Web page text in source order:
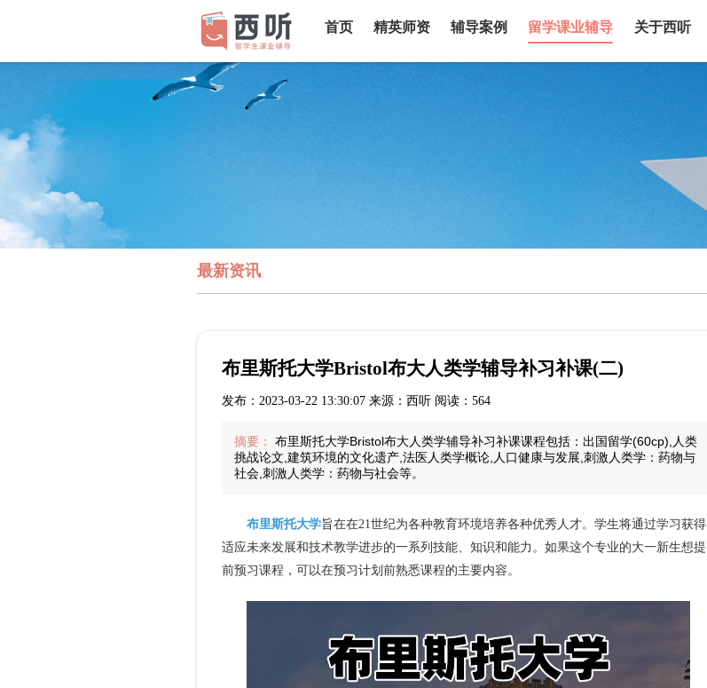
首页 精英师资 辅导案例 留学课业辅导 关于西听
最新资讯
布里斯托大学Bristol布大人类学辅导补习补课(二)
发布：2023-03-22 13:30:07 来源：西听 阅读：564
摘要：
布里斯托大学Bristol布大人类学辅导补习补课课程包括：出国留学(60cp),人类
挑战论文,建筑环境的文化遗产,法医人类学概论,人口健康与发展,刺激人类学：药物与
社会,刺激人类学：药物与社会等。
布里斯托大学旨在在21世纪为各种教育环境培养各种优秀人才。学生将通过学习获得
适应未来发展和技术教学进步的一系列技能、知识和能力。如果这个专业的大一新生想提
前预习课程，可以在预习计划前熟悉课程的主要内容。